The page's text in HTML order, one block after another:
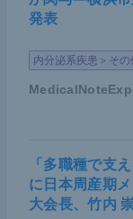
発表
内分泌系疾患＞その
「多職種で支
に日本周産期
大会長、竹内